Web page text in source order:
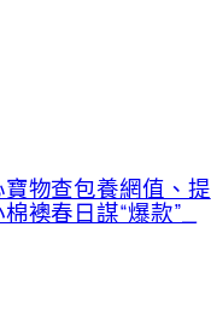
物查包養網值、提
襖春日謀“爆款”_